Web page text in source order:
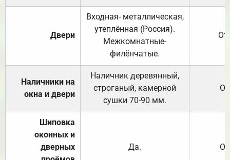
Двери
Входная- металлическая,
утеплённая (Россия).
Межкомнатные-
филёнчатые.
Наличники на
окна и двери
Наличник деревянный,
строганый, камерной
сушки 70-90 мм.
Шиповка
оконных и
дверных
Да.